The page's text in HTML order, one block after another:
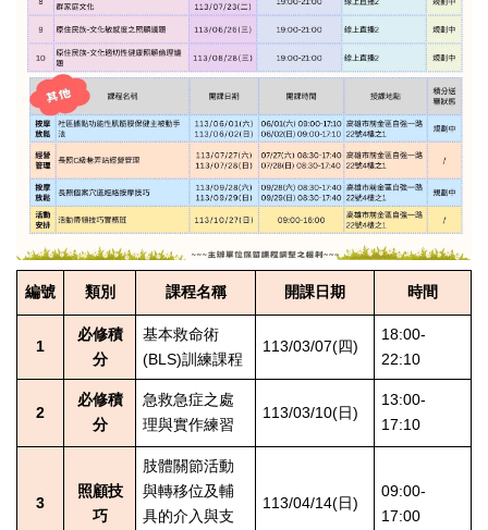
編號 類別 課程名稱 開課日期 時間
1
必修積
分
基本救命術
(BLS)訓練課程
113/03/07(四)
18:00-
22:10
2
必修積
分
急救急症之處
理與實作練習
113/03/10(日)
13:00-
17:10
3
照顧技
巧
肢體關節活動
與轉移位及輔
具的介入與支
113/04/14(日)
09:00-
17:00